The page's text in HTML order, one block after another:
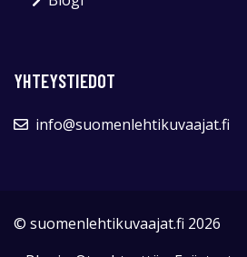
YHTEYSTIEDOT
info@suomenlehtikuvaajat.fi
© suomenlehtikuvaajat.fi 2026